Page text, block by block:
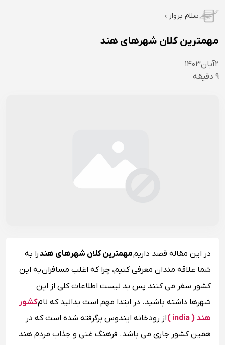
سلام پرواز
مهمترین کلان شهرهای هند
۲آبان۱۴۰۳
9 دقیقه
در این مقاله قصد داریممهمترین کلان شهرهای هندرا به
شما علاقه مندان معرفی کنیم، چرا که اغلب مسافران به این
کشور سفر می کنند پس بد نیست اطلاعات کلی از این
شهرها داشته باشید. در ابتدا مهم است بدانید که نامکشور
هند ( india )
از رودخانه‌ ایندوس برگرفته‌ شده است که در
همین کشور جاری می باشد. فرهنگ غنی و جذاب مردم هند